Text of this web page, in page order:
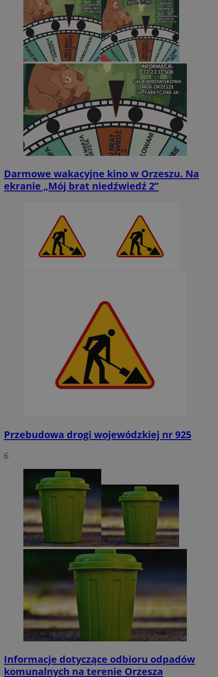
Darmowe wakacyjne kino w Orzeszu. Na
ekranie „Mój brat niedźwiedź 2”
Przebudowa drogi wojewódzkiej nr 925
6
Informacje dotyczące odbioru odpadów
komunalnych na terenie Orzesza